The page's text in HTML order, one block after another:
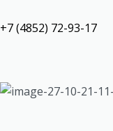
+7 (4852) 72-93-17